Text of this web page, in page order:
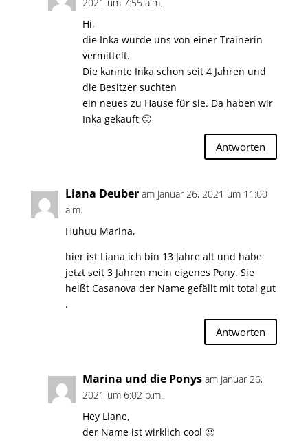
Hi,
die Inka wurde uns von einer Trainerin
vermittelt.
Die kannte Inka schon seit 4 Jahren und
die Besitzer suchten
ein neues zu Hause für sie. Da haben wir
Inka gekauft 🙂
Antworten
Liana Deuber am Januar 26, 2021 um 11:00
a.m.
Huhuu Marina,
hier ist Liana ich bin 13 Jahre alt und habe
jetzt seit 3 Jahren mein eigenes Pony. Sie
heißt Casanova der Name gefällt mit total gut
.
Antworten
Marina und die Ponys am Januar 26,
2021 um 6:02 p.m.
Hey Liane,
der Name ist wirklich cool 🙂